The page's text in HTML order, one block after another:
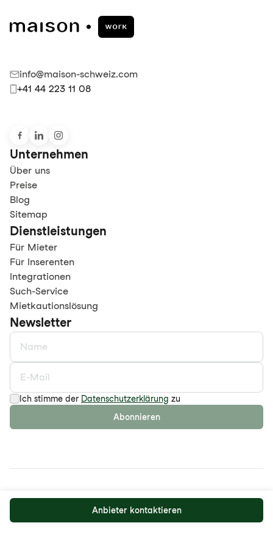
Anbieter kontaktieren
info@maison-schweiz.com
+41 44 223 11 08
Unternehmen
Über uns
Preise
Blog
Sitemap
Dienstleistungen
Für Mieter
Für Inserenten
Integrationen
Such-Service
Mietkautionslösung
Newsletter
Ich stimme der Datenschutzerklärung zu
Abonnieren
DatenschutzerklärungAGB